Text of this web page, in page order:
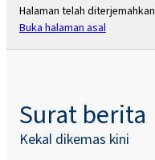
Halaman telah
Buka halaman asal
Surat berita
Kekal dikemas kini